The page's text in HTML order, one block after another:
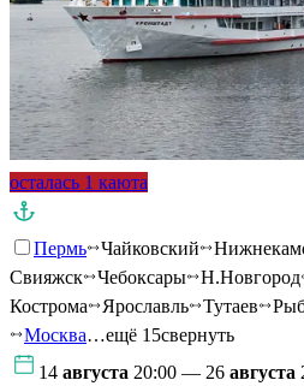
осталась 1 каюта
Пермь Чайковский
Свияжск
Чебоксары Н.Новгород
Кострома
Ярославль Тутаев
Москва…ещё 15свернуть
14 августа 20:00 — 26 августа